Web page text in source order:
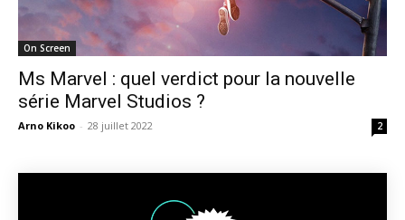
On Screen
Ms Marvel : quel verdict pour la nouvelle
série Marvel Studios ?
Arno Kikoo - 28 juillet 2022 2